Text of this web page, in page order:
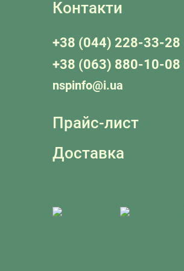
Контакти
+38 (044) 228-33-28
+38 (063) 880-10-08
nspinfo@i.ua
Прайс-лист
Доставка